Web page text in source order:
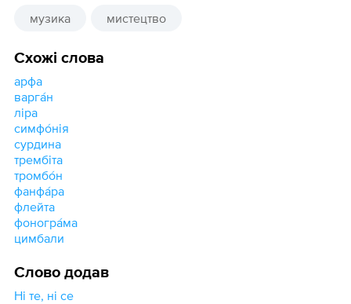
музика мистецтво
Схожі слова
арфа
варга́н
ліра
симфо́нія
сурдина
трембіта
тромбо́н
фанфа́ра
флейта
фоногра́ма
цимбали
Слово додав
Ні те, ні се